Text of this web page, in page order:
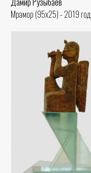
Мрамор (95x25) - 2019 год